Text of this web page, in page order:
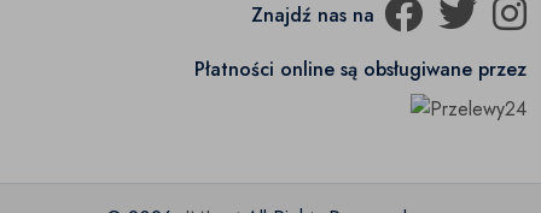
Znajdź nas na
Płatności online są obsługiwane przez